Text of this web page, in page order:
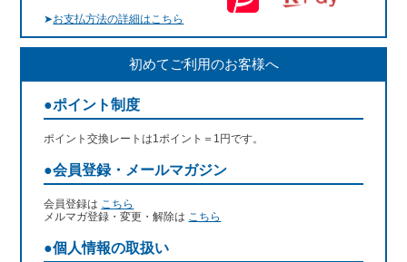
➤お支払方法の詳細はこちら
初めてご利用のお客様へ
●ポイント制度
ポイント交換レートは1ポイント＝1円です。
●会員登録・メールマガジン
会員登録は こちら
メルマガ登録・変更・解除は こちら
●個人情報の取扱い